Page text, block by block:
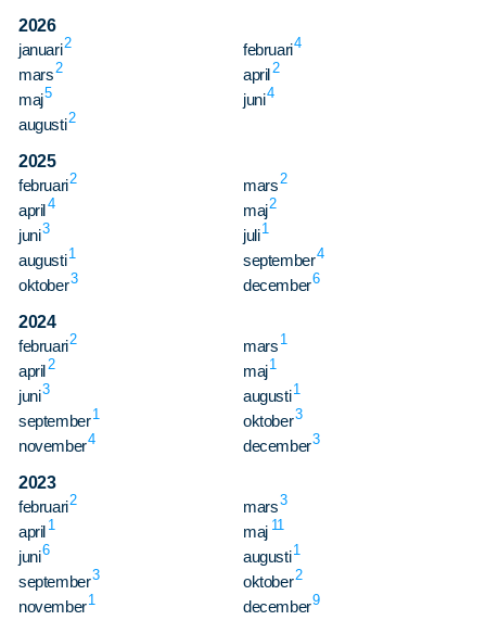
2026
januari2 februari4
mars2 april2
maj5 juni4
augusti2
2025
februari2 mars2
april4 maj2
juni3 juli1
augusti1 september4
oktober3 december6
2024
februari2 mars 1
april2 maj1
juni3 augusti1
september1 oktober3
november4 december3
2023
februari2 mars3
april 1 maj 11
juni6 augusti1
september3 oktober2
november1 december9
Sök på sidan: